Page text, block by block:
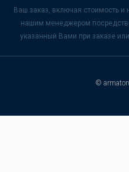
Ваш заказ, включая стоимость и
нашим менеджером
указанный Вами при заказе
©